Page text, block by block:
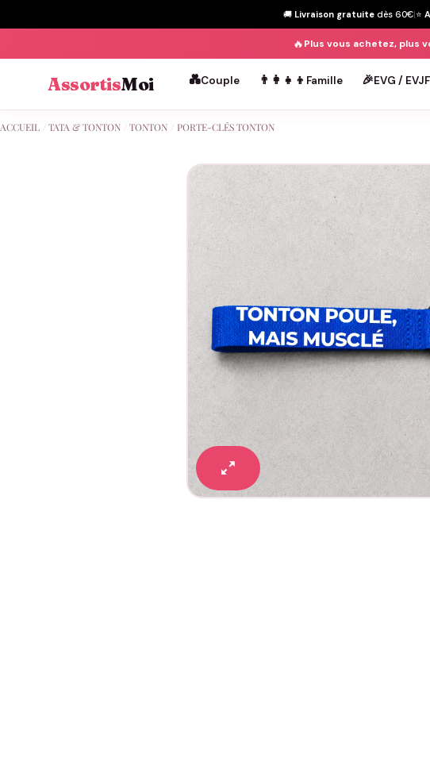
🚚 Livraison gratuite dès 60€|⭐
🔥Plus vous achetez, plus
AssortisMoi 💑Couple 👨‍👩‍👧‍👦 Famille 🎉EVG / EVJF
ACCUEIL TATA & TONTON TONTON PORTE-CLÉS TONTON